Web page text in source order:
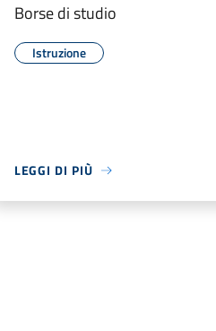
Borse di studio
Istruzione
LEGGI DI PIÙ